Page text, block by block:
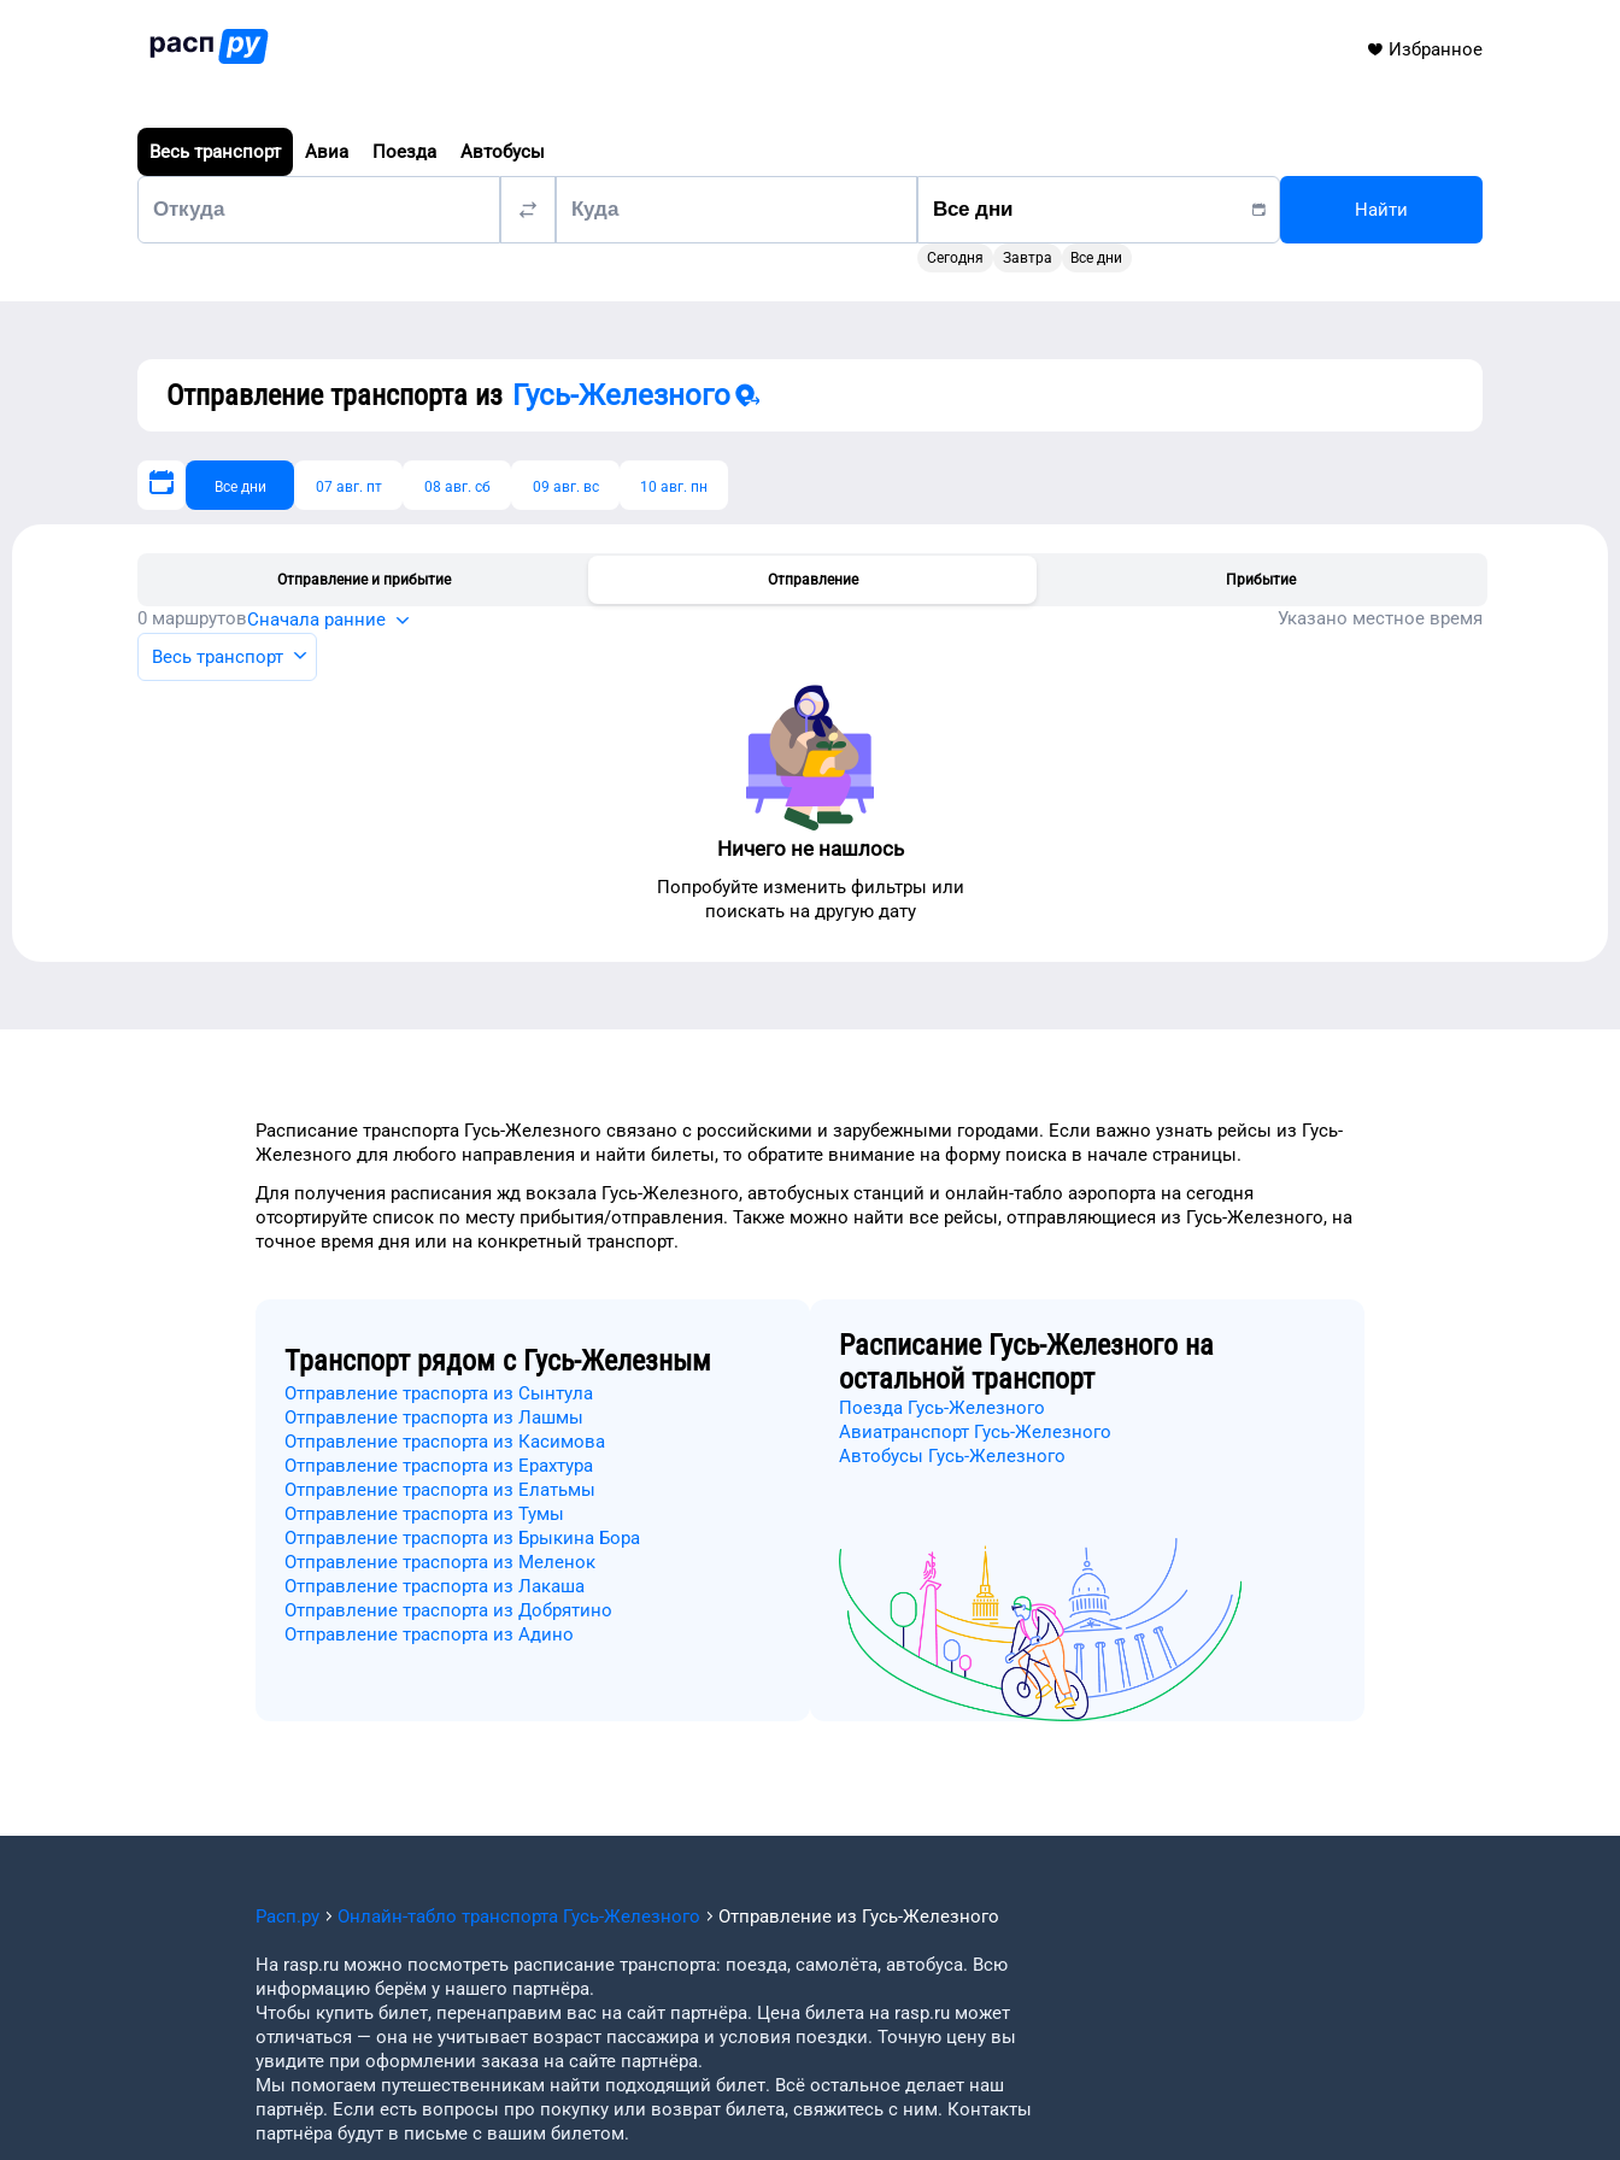
Избранное
Весь транспорт Авиа Поезда Автобусы
Сегодня Завтра Все дни
Найти
Отправление транспорта из Гусь-Железного
Все дни 07 авг. пт 08 авг. сб 09 авг. вс 10 авг. пн
Отправление и прибытие Отправление Прибытие
0 маршрутовСначала ранние
Указано местное время
Весь транспорт
Ничего не нашлось
Попробуйте изменить фильтры или
поискать на другую дату
Расписание транспорта Гусь-Железного связано с российскими и зарубежными городами. Если важно узнать рейсы из Гусь-
Железного для любого направления и найти билеты, то обратите внимание на форму поиска в начале страницы.
Для получения расписания жд вокзала Гусь-Железного, автобусных станций и онлайн-табло аэропорта на сегодня
отсортируйте список по месту прибытия/отправления. Также можно найти все рейсы, отправляющиеся из Гусь-Железного, на
точное время дня или на конкретный транспорт.
Транспорт рядом с Гусь-Железным
Отправление траспорта из Сынтула
Отправление траспорта из Лашмы
Отправление траспорта из Касимова
Отправление траспорта из Ерахтура
Отправление траспорта из Елатьмы
Отправление траспорта из Тумы
Отправление траспорта из Брыкина Бора
Отправление траспорта из Меленок
Отправление траспорта из Лакаша
Отправление траспорта из Добрятино
Отправление траспорта из Адино
Расписание Гусь-Железного на
остальной транспорт
Поезда Гусь-Железного
Авиатранспорт Гусь-Железного
Автобусы Гусь-Железного
Расп.ру Онлайн-табло транспорта Гусь-Железного Отправление из Гусь-Железного
На rasp.ru можно посмотреть расписание транспорта: поезда, самолёта, автобуса. Всю
информацию берём у нашего партнёра.
Чтобы купить билет, перенаправим вас на сайт партнёра. Цена билета на rasp.ru может
отличаться — она не учитывает возраст пассажира и условия поездки. Точную цену вы
увидите при оформлении заказа на сайте партнёра.
Мы помогаем путешественникам найти подходящий билет. Всё остальное делает наш
партнёр. Если есть вопросы про покупку или возврат билета, свяжитесь с ним. Контакты
партнёра будут в письме с вашим билетом.